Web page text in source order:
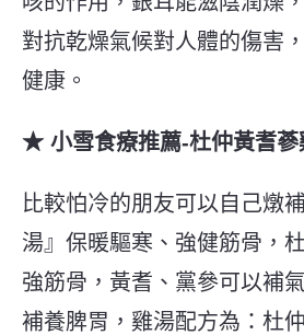
對抗乾燥氣候對人體的傷害
健康。
★ 小雪食療推薦-杜仲黃耆蔘
比較怕冷的朋友可以自己燉
湯』保暖驅寒、強健筋骨，
強筋骨，黃耆、黨參可以補
補養脾胃，雞湯配方為：杜